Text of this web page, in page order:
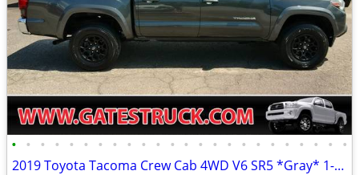
• • • • • • • • • • • • • • • • • • • • • • • •
2019 Toyota Tacoma Crew Cab 4WD V6 SR5 *Gray* 1-Owner